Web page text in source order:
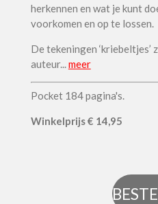
herkennen en wat je kunt
voorkomen en op te lossen.
De tekeningen ‘kriebeltjes’
auteur...meer
Pocket 184 pagina's.
Winkelprijs€ 14,95